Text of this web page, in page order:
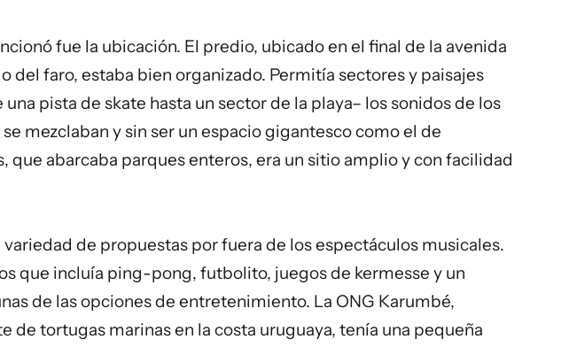
fue la ubicación. El predio, ubicado en el final de la avenida
del faro, estaba bien organizado. Permitía sectores y paisajes
pista de skate hasta un sector de la playa– los sonidos de los
mezclaban y sin ser un espacio gigantesco como el de
que abarcaba parques enteros, era un sitio amplio y con facilidad
de propuestas por fuera de los espectáculos musicales.
que incluía ping-pong, futbolito, juegos de kermesse y un
de las opciones de entretenimiento. La ONG Karumbé,
de tortugas marinas en la costa uruguaya, tenía una pequeña